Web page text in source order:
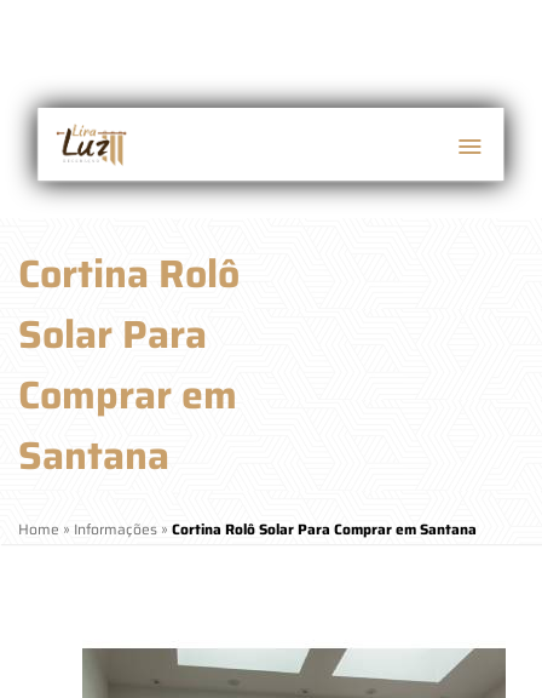
Cortina Rolô
Solar Para
Comprar em
Santana
Home » Informações » Cortina Rolô Solar Para Comprar em Santana